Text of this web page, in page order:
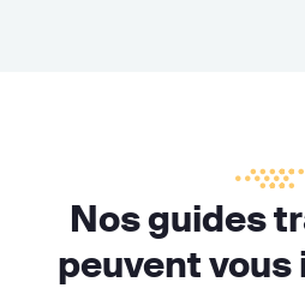
Nos guides
peuvent